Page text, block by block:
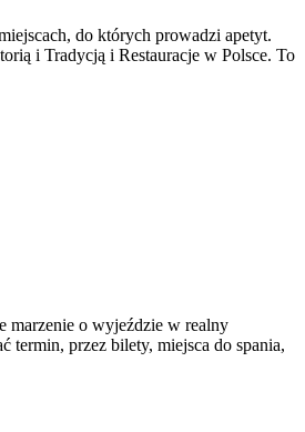
do których prowadzi apetyt.
i Tradycją i Restauracje w Polsce. To
marzenie o wyjeździe w realny
termin, przez bilety, miejsca do spania,